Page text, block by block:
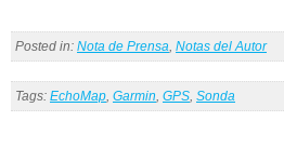
Posted in: Nota de Prensa, Notas del Autor
Tags: EchoMap, Garmin, GPS, Sonda